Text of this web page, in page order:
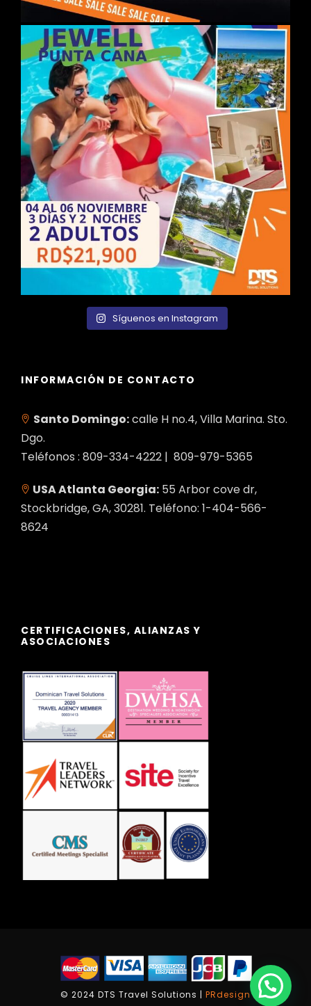
Síguenos en Instagram
INFORMACIÓN DE CONTACTO
Santo Domingo:calle H no.4, Villa Marina. Sto.
Dgo.
Teléfonos : 809-334-4222 | 809-979-5365
USA Atlanta Georgia: 55 Arbor cove dr,
Stockbridge, GA, 30281. Teléfono: 1-404-566-
8624
CERTIFICACIONES, ALIANZAS Y
ASOCIACIONES
© 2024 DTS Travel Solutions | PRdesign